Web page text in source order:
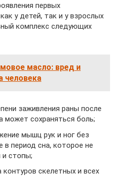
первых
у детей, так и у взрослых
комплекс следующих
масло: вред и
человека
заживления раны после
может сохраняться боль;
мышц рук и ног без
в период сна, которое не
и стопы;
контуров скелетных и всех